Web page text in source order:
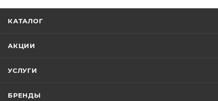
КАТАЛОГ
АКЦИИ
УСЛУГИ
БРЕНДЫ